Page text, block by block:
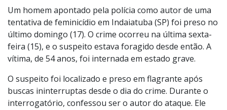
Um homem apontado pela polícia como autor de uma
tentativa de feminicídio em Indaiatuba (SP) foi preso no
último domingo (17). O crime ocorreu na última sexta-
feira (15), e o suspeito estava foragido desde então. A
vítima, de 54 anos, foi internada em estado grave.
O suspeito foi localizado e preso em flagrante após
buscas ininterruptas desde o dia do crime. Durante o